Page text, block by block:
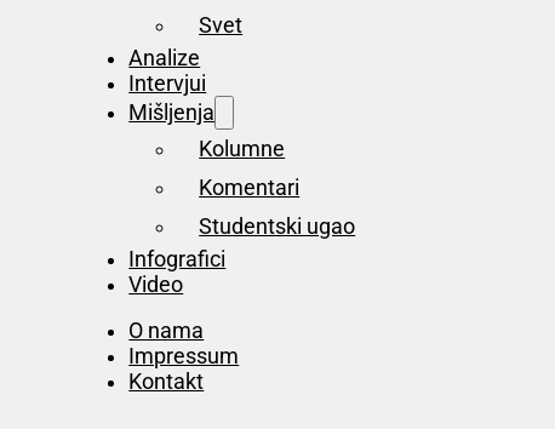
Svet
Analize
Intervjui
Mišljenja
Kolumne
Komentari
Studentski ugao
Infografici
Video
O nama
Impressum
Kontakt